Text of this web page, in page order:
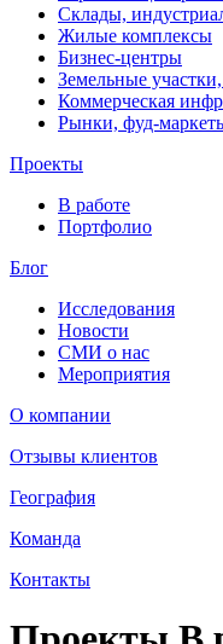
Склады,
Жилые комплексы
Бизнес-центры
Земельные
Коммерческая
Рынки, фуд-
Проекты
В работе
Портфолио
Блог
Исследования
Новости
СМИ о нас
Мероприятия
О компании
Отзывы клиентов
География
Команда
Контакты